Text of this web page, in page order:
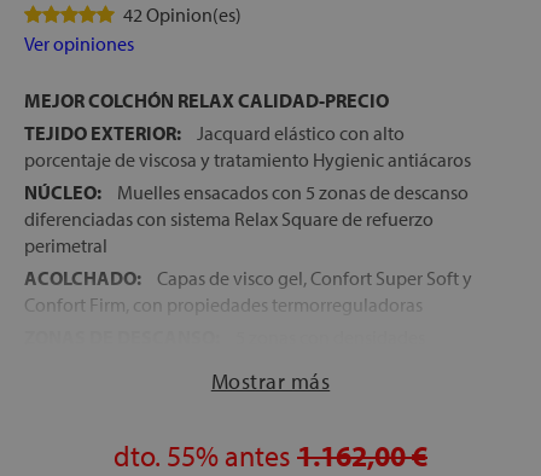
42 Opinion(es)
Ver opiniones
MEJOR COLCHÓN RELAX CALIDAD-PRECIO
TEJIDO EXTERIOR:
Jacquard elástico con alto
porcentaje de viscosa y tratamiento Hygienic antiácaros
NÚCLEO:
Muelles ensacados con 5 zonas de descanso
diferenciadas con sistema Relax Square de refuerzo
perimetral
ACOLCHADO:
Capas de visco gel, Confort Super Soft y
Confort Firm, con propiedades termorreguladoras
ENCAPSULADO PERIMETRAL: Espumación Tecnocel
Media-alta
Mostrar más
dto. 55% antes 1.162,00 €